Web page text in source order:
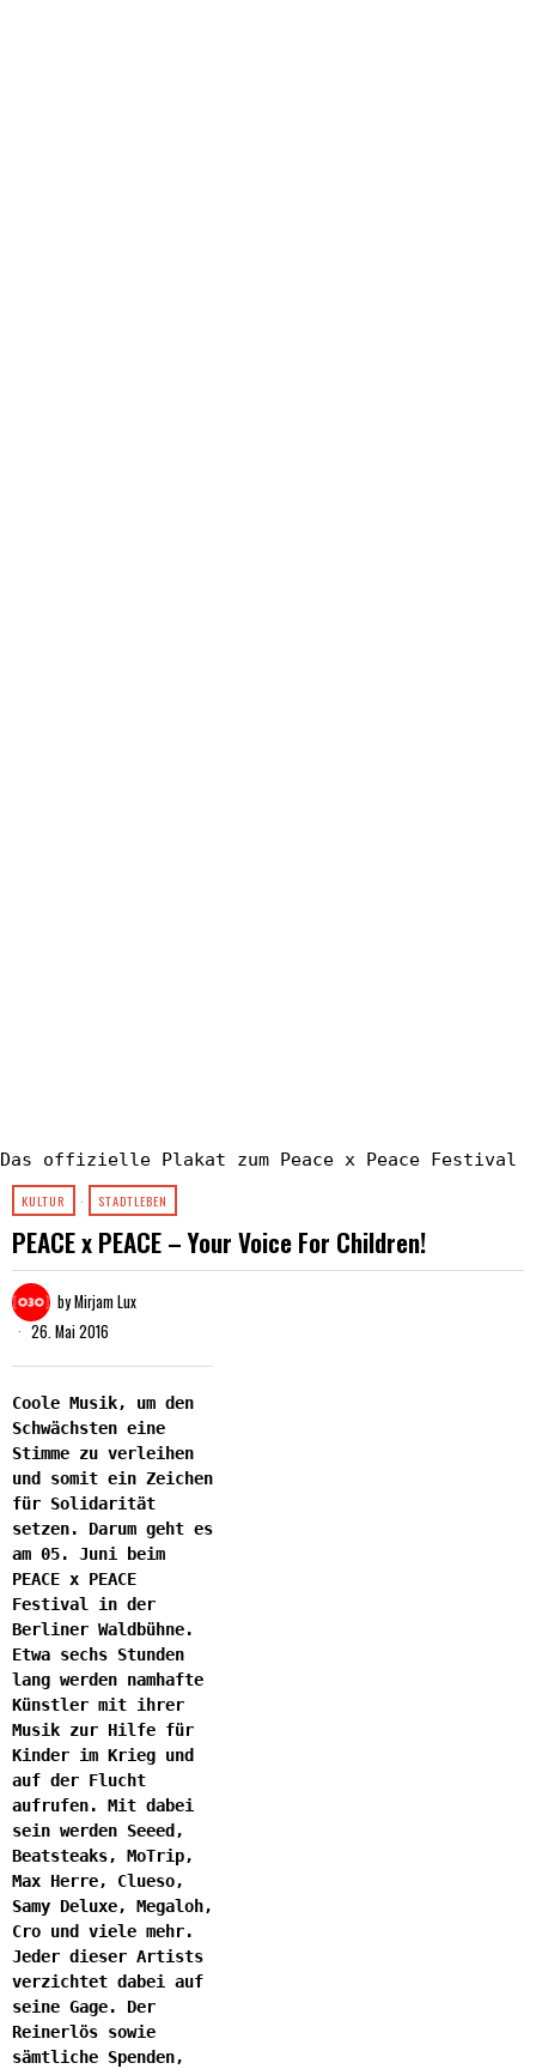
Das offizielle Plakat zum Peace x Peace Festival
KULTUR · STADTLEBEN
PEACE x PEACE – Your Voice For Children!
byMirjam Lux
26. Mai 2016
Coole Musik, um den
Schwächsten eine
Stimme zu verleihen
und somit ein Zeichen
für Solidarität
setzen. Darum geht es
am 05. Juni beim
PEACE x PEACE
Festival in der
Berliner Waldbühne.
Etwa sechs Stunden
lang werden namhafte
Künstler mit ihrer
Musik zur Hilfe für
Kinder im Krieg und
auf der Flucht
aufrufen. Mit dabei
sein werden Seeed,
Beatsteaks, MoTrip,
Max Herre, Clueso,
Samy Deluxe, Megaloh,
Cro und viele mehr.
Jeder dieser Artists
verzichtet dabei auf
seine Gage. Der
Reinerlös sowie
sämtliche Spenden,